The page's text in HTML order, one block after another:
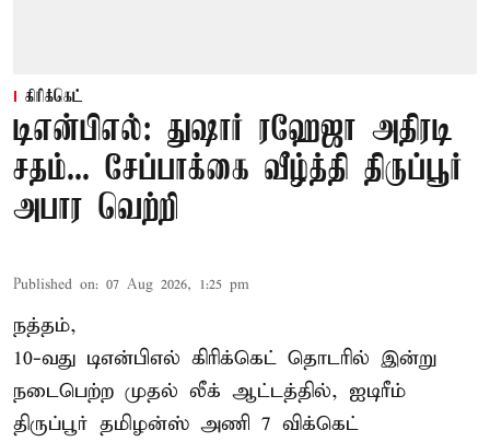
கிரிக்கெட்
டிஎன்பிஎல்: துஷார் ரஹேஜா அதிரடி
சதம்... சேப்பாக்கை வீழ்த்தி திருப்பூர்
அபார வெற்றி
Published on: 07 Aug 2026, 1:25 pm
நத்தம்,
10-வது டிஎன்பிஎல் கிரிக்கெட் தொடரில் இன்று
நடைபெற்ற முதல் லீக் ஆட்டத்தில், ஐடிரீம்
திருப்பூர் தமிழன்ஸ் அணி 7 விக்கெட்